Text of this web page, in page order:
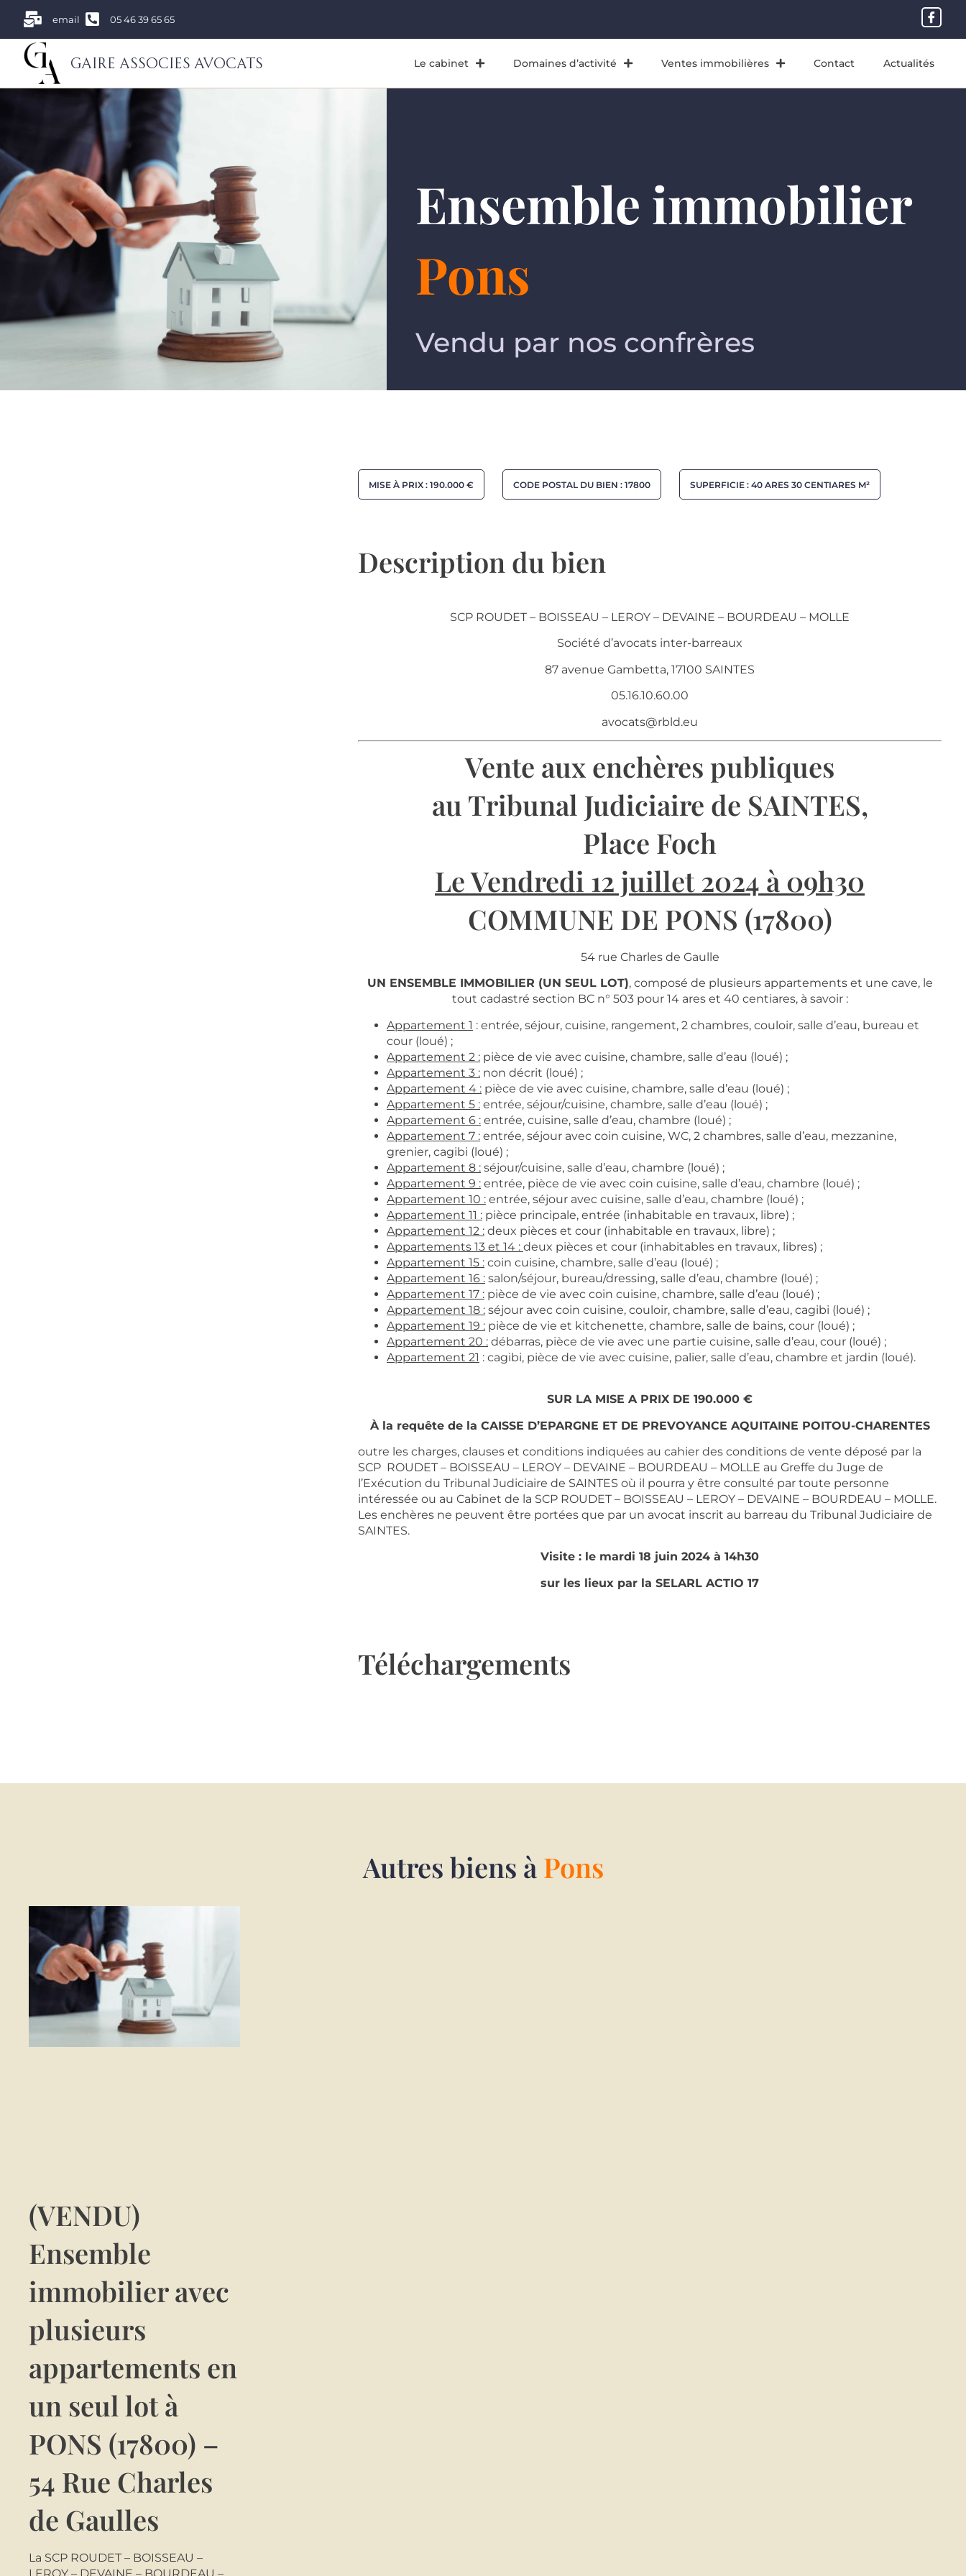
email 05 46 39 65 65
Gaire Associes Avocats Le cabinet Domaines d’activité Ventes immobilières Contact Actualités
Ensemble immobilier
Pons
Vendu par nos confrères
MISE À PRIX : 190.000 € CODE POSTAL DU BIEN : 17800 SUPERFICIE : 40 ARES 30 CENTIARES M²
Description du bien
SCP ROUDET – BOISSEAU – LEROY – DEVAINE – BOURDEAU – MOLLE
Société d’avocats inter-barreaux
87 avenue Gambetta, 17100 SAINTES
05.16.10.60.00
avocats@rbld.eu
Vente aux enchères publiques
au Tribunal Judiciaire de SAINTES,
Place Foch
Le Vendredi 12 juillet 2024 à 09h30
COMMUNE DE PONS (17800)
54 rue Charles de Gaulle
UN ENSEMBLE IMMOBILIER (UN SEUL LOT), composé de plusieurs appartements et une cave, le
tout cadastré section BC n° 503 pour 14 ares et 40 centiares, à savoir :
Appartement 1 : entrée, séjour, cuisine, rangement, 2 chambres, couloir, salle d’eau, bureau et
cour (loué) ;
Appartement 2 : pièce de vie avec cuisine, chambre, salle d’eau (loué) ;
Appartement 3 : non décrit (loué) ;
Appartement 4 : pièce de vie avec cuisine, chambre, salle d’eau (loué) ;
Appartement 5 : entrée, séjour/cuisine, chambre, salle d’eau (loué) ;
Appartement 6 : entrée, cuisine, salle d’eau, chambre (loué) ;
Appartement 7 : entrée, séjour avec coin cuisine, WC, 2 chambres, salle d’eau, mezzanine,
grenier, cagibi (loué) ;
Appartement 8 : séjour/cuisine, salle d’eau, chambre (loué) ;
Appartement 9 : entrée, pièce de vie avec coin cuisine, salle d’eau, chambre (loué) ;
Appartement 10 : entrée, séjour avec cuisine, salle d’eau, chambre (loué) ;
Appartement 11 : pièce principale, entrée (inhabitable en travaux, libre) ;
Appartement 12 : deux pièces et cour (inhabitable en travaux, libre) ;
Appartements 13 et 14 : deux pièces et cour (inhabitables en travaux, libres) ;
Appartement 15 : coin cuisine, chambre, salle d’eau (loué) ;
Appartement 16 : salon/séjour, bureau/dressing, salle d’eau, chambre (loué) ;
Appartement 17 : pièce de vie avec coin cuisine, chambre, salle d’eau (loué) ;
Appartement 18 : séjour avec coin cuisine, couloir, chambre, salle d’eau, cagibi (loué) ;
Appartement 19 : pièce de vie et kitchenette, chambre, salle de bains, cour (loué) ;
Appartement 20 : débarras, pièce de vie avec une partie cuisine, salle d’eau, cour (loué) ;
Appartement 21 : cagibi, pièce de vie avec cuisine, palier, salle d’eau, chambre et jardin (loué).
SUR LA MISE A PRIX DE 190.000 €
À la requête de la CAISSE D’EPARGNE ET DE PREVOYANCE AQUITAINE POITOU-CHARENTES
outre les charges, clauses et conditions indiquées au cahier des conditions de vente déposé par la
SCP ROUDET – BOISSEAU – LEROY – DEVAINE – BOURDEAU – MOLLE au Greffe du Juge de
l’Exécution du Tribunal Judiciaire de SAINTES où il pourra y être consulté par toute personne
intéressée ou au Cabinet de la SCP ROUDET – BOISSEAU – LEROY – DEVAINE – BOURDEAU – MOLLE.
Les enchères ne peuvent être portées que par un avocat inscrit au barreau du Tribunal Judiciaire de
SAINTES.
Visite : le mardi 18 juin 2024 à 14h30
sur les lieux par la SELARL ACTIO 17
Téléchargements
Autres biens àPons
(VENDU)
Ensemble
immobilier avec
plusieurs
appartements en
un seul lot à
PONS (17800) –
54 Rue Charles
de Gaulles
La SCP ROUDET – BOISSEAU –